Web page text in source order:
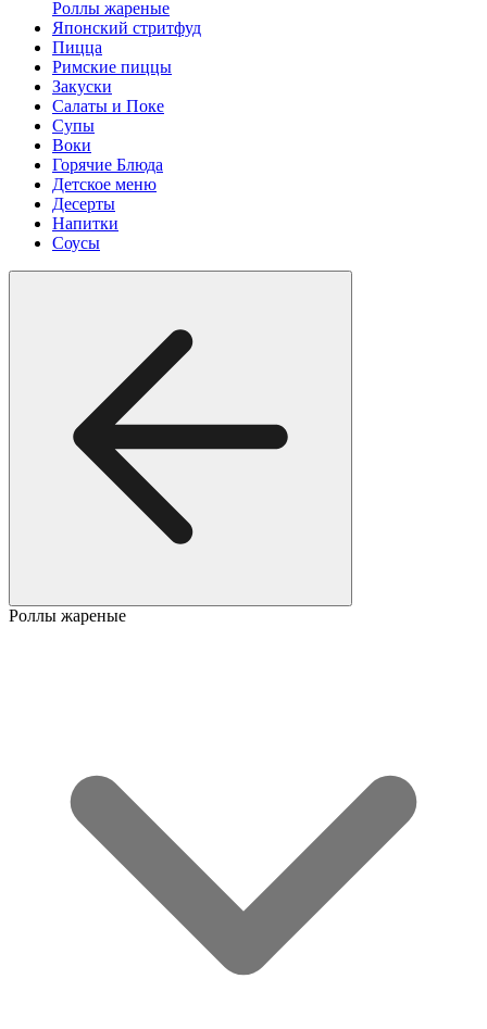
Роллы жареные
Японский стритфуд
Пицца
Римские пиццы
Закуски
Салаты и Поке
Супы
Воки
Горячие Блюда
Детское меню
Десерты
Напитки
Соусы
Роллы жареные